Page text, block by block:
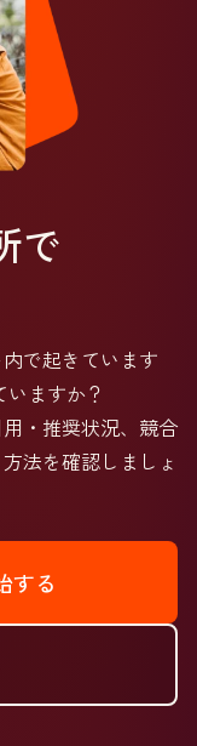
で
で起きています
ますか？
・推奨状況、競合
法を確認しましょ
する